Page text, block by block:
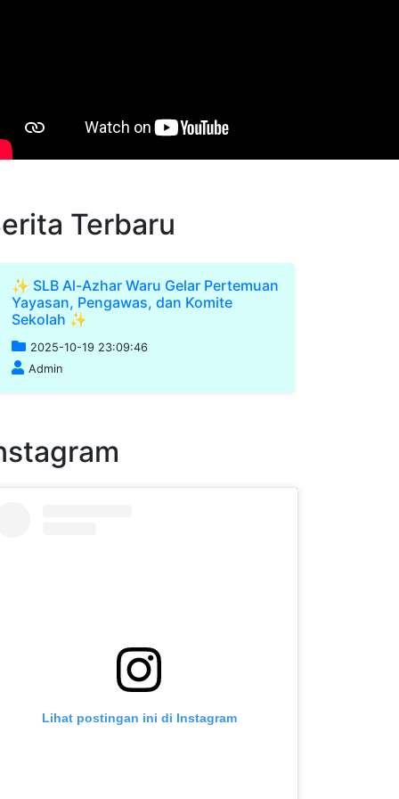
Terbaru
✨ SLB Al-Azhar Waru Gelar Pertemuan
Yayasan, Pengawas, dan Komite
Sekolah ✨
2025-10-19 23:09:46
Admin
Lihat postingan ini di Instagram